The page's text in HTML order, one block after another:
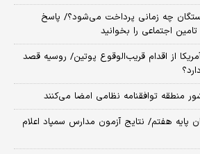
چه زمانی پرداخت می‌شود؟/ پاسخ
اجتماعی را بخوانید
از اقدام قریب‌الوقوع پوتین/ روسیه قصد
پایه هفتم/ نتایج آزمون مدارس سمپاد اعلام